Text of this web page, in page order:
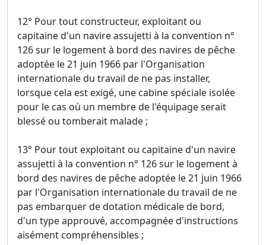
12° Pour tout constructeur, exploitant ou
capitaine d'un navire assujetti à la convention n°
126 sur le logement à bord des navires de pêche
adoptée le 21 juin 1966 par l'Organisation
internationale du travail de ne pas installer,
lorsque cela est exigé, une cabine spéciale isolée
pour le cas où un membre de l'équipage serait
blessé ou tomberait malade ;
13° Pour tout exploitant ou capitaine d'un navire
assujetti à la convention n° 126 sur le logement à
bord des navires de pêche adoptée le 21 juin 1966
par l'Organisation internationale du travail de ne
pas embarquer de dotation médicale de bord,
d'un type approuvé, accompagnée d'instructions
aisément compréhensibles ;